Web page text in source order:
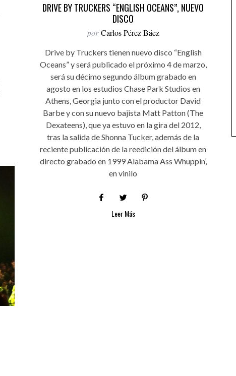
DRIVE BY TRUCKERS “ENGLISH OCEANS”, NUEVO
DISCO
por Carlos Pérez Báez
Drive by Truckers tienen nuevo disco “English
Oceans” y será publicado el próximo 4 de marzo,
será su décimo segundo álbum grabado en
agosto en los estudios Chase Park Studios en
Athens, Georgia junto con el productor David
Barbe y con su nuevo bajista Matt Patton (The
Dexateens), que ya estuvo en la gira del 2012,
tras la salida de Shonna Tucker, además de la
reciente publicación de la reedición del álbum en
directo grabado en 1999 Alabama Ass Whuppin’,
en vinilo
Leer Más